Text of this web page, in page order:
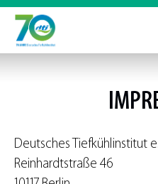
Deutsches Tiefkühlinstitut
Reinhardtstraße 46